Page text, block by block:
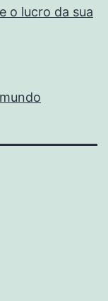
o lucro da sua